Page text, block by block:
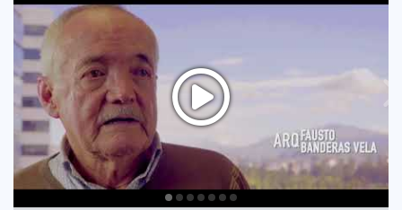
Previous